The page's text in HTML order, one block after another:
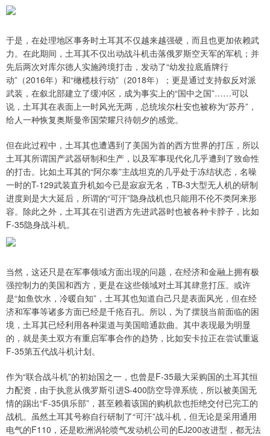
于是，在处理地区事务时土耳其不仅越来越强硬，而且也更加依赖武
力。在此期间，土耳其不仅出动战斗机击落俄罗斯空天军的军机；并
先后两次对库尔德人实施跨境打击，发动了“幼发拉底盾牌行
动”（2016年）和“橄榄枝行动”（2018年）；更是通过支持叙反对派
武装，在叙北部建立了缓冲区，成为事实上的“国中之国”……可以
说，土耳其在表面上一时风光无两，总统埃尔杜安也被称为“苏丹”，
给人一种恢复奥斯曼帝国荣耀只待朝夕的感觉。
但在此过程中，土耳其也遭遇到了美国为首的西方世界的打压，所以
土耳其所谓国产武器研制和生产，以及军事现代化几乎遭到了致命性
的打击。比如土耳其的“阿尔泰”主战坦克的几乎处于冻结状态，名噪
一时的T-129武装直升机如今已是寂寂无名，TB-3大型无人机的研制
进度则是大大延后，所谓的“可汗”隐身战机也只能用不伦不类阿来形
容。除此之外，土耳其在引进西方先进武器时也被各种卡脖子，比如
F-35隐身战斗机。
当然，这还只是在军事领域方面出现的问题，在经济和金融上拥有极
强控制力的美国和西方，更是在这些领域对土耳其肆意打压。或许
是“如鱼饮水，冷暖自知”，土耳其也知道自己只是表面风光，但在经
济和军事等诸多方面已经是千疮百孔。所以，为了摆脱当前面临的困
境，土耳其已经利用各种渠道与美国暗通款曲。其中表现最为明显
的，就是美土双方有重启军事合作的趋势，比如安卡拉正在尝试重返
F-35第五代战斗机计划。
作为“联合战斗机”的初始国之一，也曾是F-35最大采购国的土耳其恒
力配资，由于执意从俄罗斯引进S-400防空导弹系统，所以被美国无
情的踢出“F-35俱乐部”，甚至赖着该国的购机款也拒绝交付已完工的
战机。虽然土耳其号称自行研制了“可汗”战斗机，但无论是采用通用
电气的F110，还是欧洲涡轮喷气发动机公司的EJ200改进型，都无法